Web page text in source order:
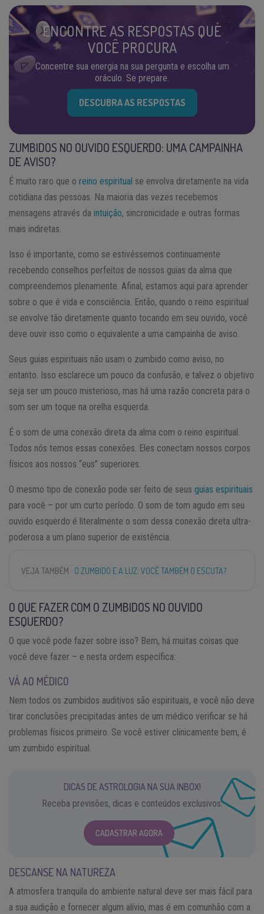
ENCONTRE AS RESPOSTAS QUE
VOCÊ PROCURA
Concentre sua energia na sua pergunta e escolha um
oráculo. Se prepare.
DESCUBRA AS RESPOSTAS
ZUMBIDOS NO OUVIDO ESQUERDO: UMA CAMPAINHA
DE AVISO?
É muito raro que o reino espiritual se envolva diretamente na vida
cotidiana das pessoas. Na maioria das vezes recebemos
mensagens através da intuição, sincronicidade e outras formas
mais indiretas.
Isso é importante, como se estivéssemos continuamente
recebendo conselhos perfeitos de nossos guias da alma que
compreendemos plenamente. Afinal, estamos aqui para aprender
sobre o que é vida e consciência. Então, quando o reino espiritual
se envolve tão diretamente quanto tocando em seu ouvido, você
deve ouvir isso como o equivalente a uma campainha de aviso.
Seus guias espirituais não usam o zumbido como aviso, no
entanto. Isso esclarece um pouco da confusão, e talvez o objetivo
seja ser um pouco misterioso, mas há uma razão concreta para o
som ser um toque na orelha esquerda.
É o som de uma conexão direta da alma com o reino espiritual.
Todos nós temos essas conexões. Eles conectam nossos corpos
físicos aos nossos “eus” superiores.
O mesmo tipo de conexão pode ser feito de seus guias espirituais
para você – por um curto período. O som de tom agudo em seu
ouvido esquerdo é literalmente o som dessa conexão direta ultra-
poderosa a um plano superior de existência.
VEJA TAMBÉM O ZUMBIDO E A LUZ: VOCÊ TAMBÉM O ESCUTA?
O QUE FAZER COM O ZUMBIDOS NO OUVIDO
ESQUERDO?
O que você pode fazer sobre isso? Bem, há muitas coisas que
você deve fazer – e nesta ordem específica:
VÁ AO MÉDICO
Nem todos os zumbidos auditivos são espirituais, e você não deve
tirar conclusões precipitadas antes de um médico verificar se há
problemas físicos primeiro. Se você estiver clinicamente bem, é
um zumbido espiritual.
DICAS DE ASTROLOGIA NA SUA INBOX!
Receba previsões, dicas e conteúdos exclusivos.
CADASTRAR AGORA
DESCANSE NA NATUREZA
A atmosfera tranquila do ambiente natural deve ser mais fácil para
a sua audição e fornecer algum alívio, mas é em comunhão com a